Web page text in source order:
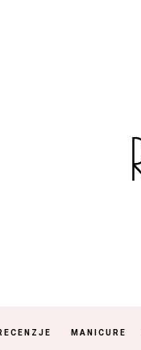
MANICURE